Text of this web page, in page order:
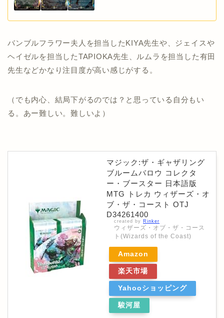
バンブルフラワー夫人を担当したKIYA先生や、ジェイスや
ヘイゼルを担当したTAPIOKA先生、ルムラを担当した有田
先生などかなり注目度が高い感じがする。
（でも内心、結局下がるのでは？と思っている自分もい
る。あー難しい。難しいよ）
マジック:ザ・ギャザリング
ブルームバロウ コレクタ
ー・ブースター 日本語版
MTG トレカ ウィザーズ・オ
ブ・ザ・コースト OTJ
D34261400
created by Rinker
ウィザーズ・オブ・ザ・コース
ト(Wizards of the Coast)
Amazon
楽天市場
Yahooショッピング
駿河屋